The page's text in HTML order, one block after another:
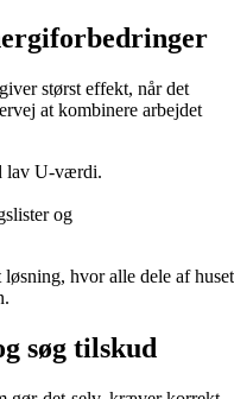
størst effekt, når det
at kombinere arbejdet
lav U-værdi.
og
løsning, hvor alle dele af huset
søg tilskud